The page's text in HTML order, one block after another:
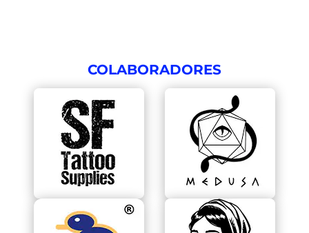
COLABORADORES